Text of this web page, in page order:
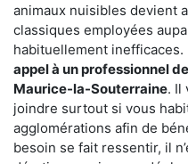
animaux nuisibles devient
classiques employées
habituellement inefficaces.
appel à un professionnel
Maurice-la-Souterraine. Il
joindre surtout si vous
agglomérations afin de
besoin se fait ressentir, il